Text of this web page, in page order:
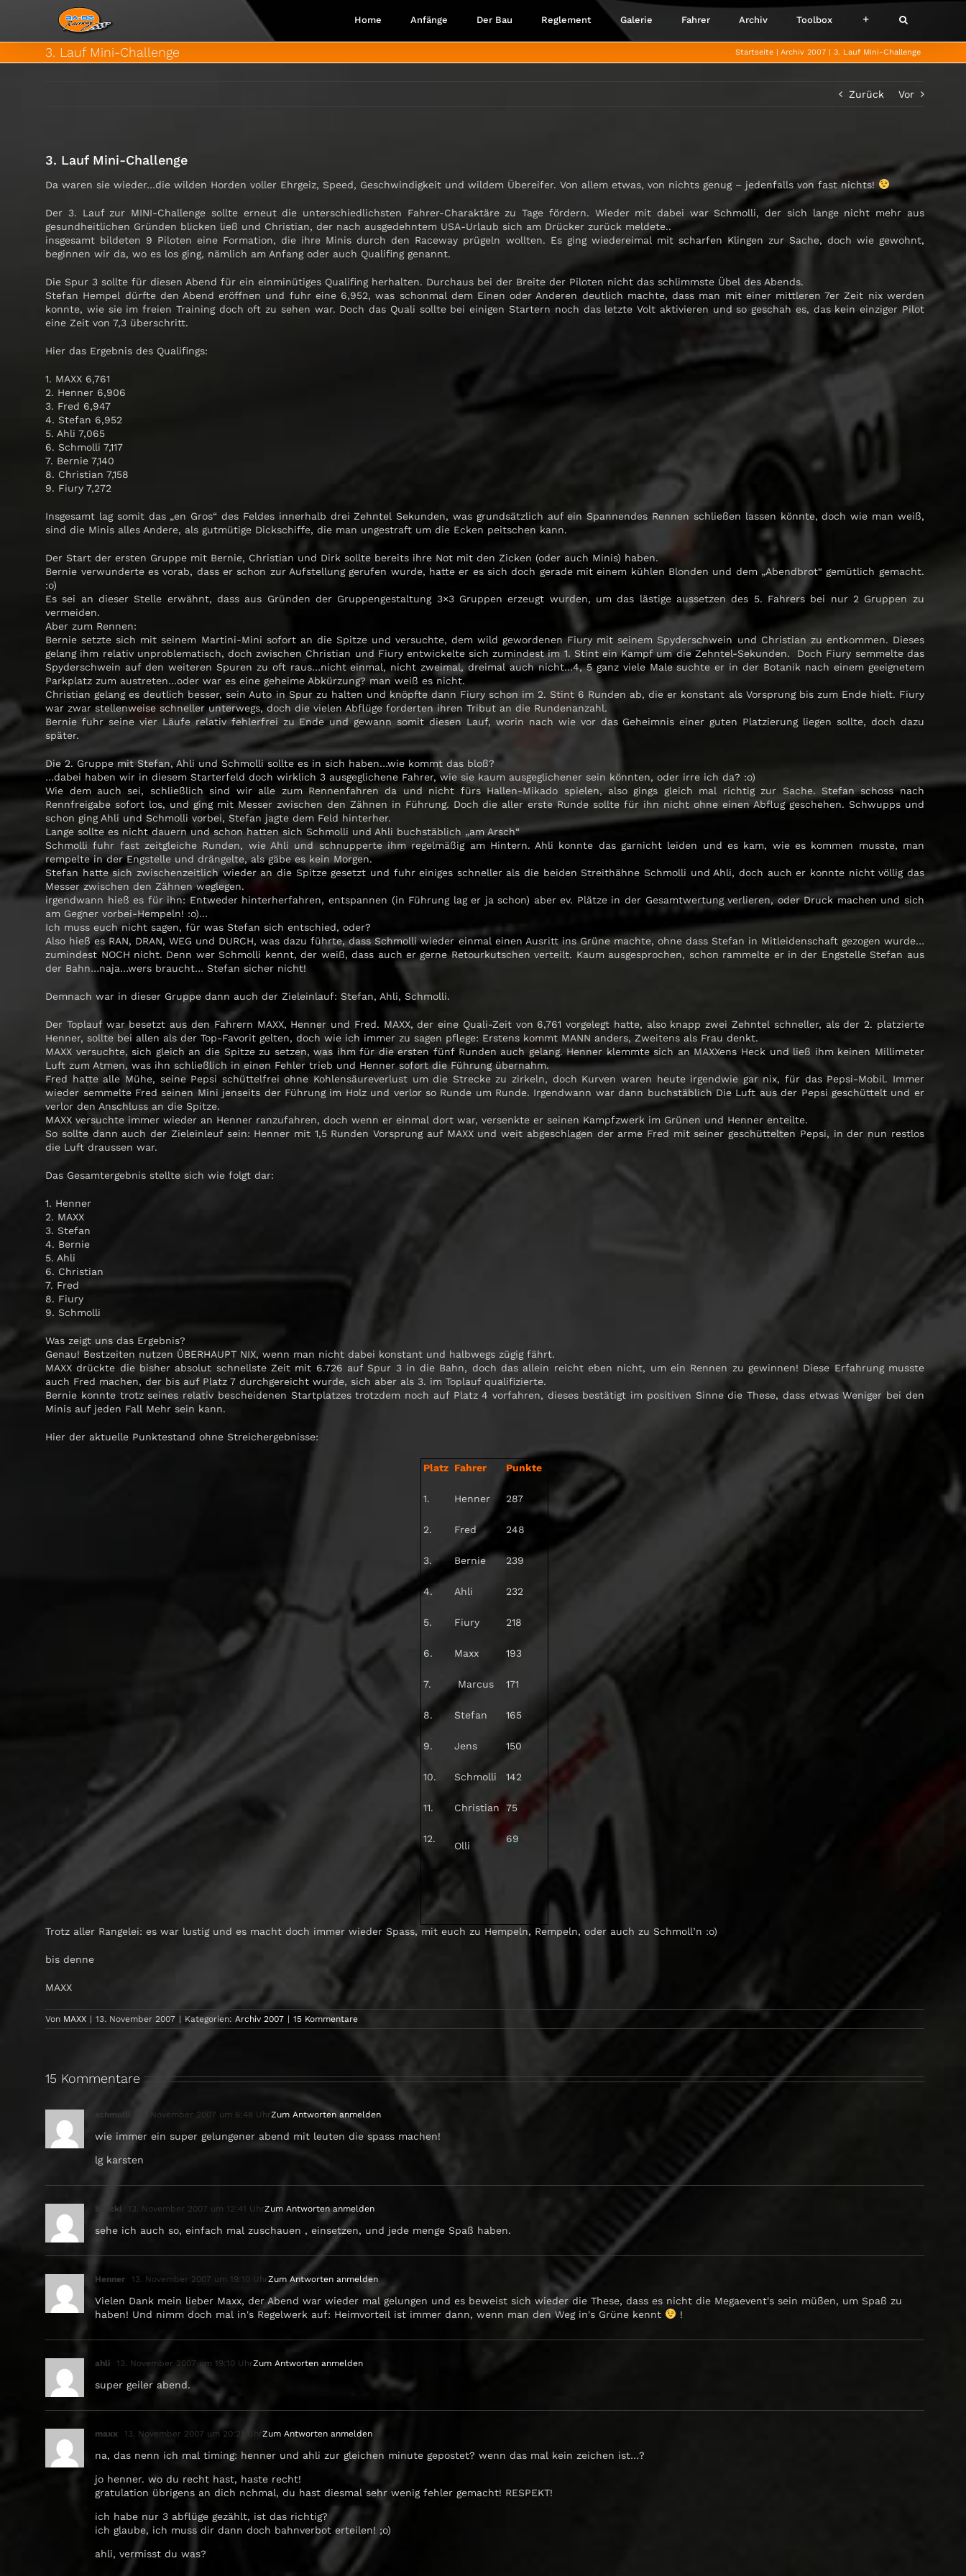
Home Anfänge Der Bau Reglement Galerie Fahrer Archiv Toolbox
3. Lauf Mini-Challenge Startseite Archiv 2007 3. Lauf Mini-Challenge
Zurück Vor
3. Lauf Mini-Challenge
Da waren sie wieder…die wilden Horden voller Ehrgeiz, Speed, Geschwindigkeit und wildem Übereifer. Von allem etwas, von nichts genug – jedenfalls von fast nichts!
Der 3. Lauf zur MINI-Challenge sollte erneut die unterschiedlichsten Fahrer-Charaktäre zu Tage fördern. Wieder mit dabei war Schmolli, der sich lange nicht mehr aus
gesundheitlichen Gründen blicken ließ und Christian, der nach ausgedehntem USA-Urlaub sich am Drücker zurück meldete..
insgesamt bildeten 9 Piloten eine Formation, die ihre Minis durch den Raceway prügeln wollten. Es ging wiedereimal mit scharfen Klingen zur Sache, doch wie gewohnt,
beginnen wir da, wo es los ging, nämlich am Anfang oder auch Qualifing genannt.
Die Spur 3 sollte für diesen Abend für ein einminütiges Qualifing herhalten. Durchaus bei der Breite der Piloten nicht das schlimmste Übel des Abends.
Stefan Hempel dürfte den Abend eröffnen und fuhr eine 6,952, was schonmal dem Einen oder Anderen deutlich machte, dass man mit einer mittleren 7er Zeit nix werden
konnte, wie sie im freien Training doch oft zu sehen war. Doch das Quali sollte bei einigen Startern noch das letzte Volt aktivieren und so geschah es, das kein einziger Pilot
eine Zeit von 7,3 überschritt.
Hier das Ergebnis des Qualifings:
1. MAXX 6,761
2. Henner 6,906
3. Fred 6,947
4. Stefan 6,952
5. Ahli 7,065
6. Schmolli 7,117
7. Bernie 7,140
8. Christian 7,158
9. Fiury 7,272
Insgesamt lag somit das „en Gros“ des Feldes innerhalb drei Zehntel Sekunden, was grundsätzlich auf ein Spannendes Rennen schließen lassen könnte, doch wie man weiß,
sind die Minis alles Andere, als gutmütige Dickschiffe, die man ungestraft um die Ecken peitschen kann.
Der Start der ersten Gruppe mit Bernie, Christian und Dirk sollte bereits ihre Not mit den Zicken (oder auch Minis) haben.
Bernie verwunderte es vorab, dass er schon zur Aufstellung gerufen wurde, hatte er es sich doch gerade mit einem kühlen Blonden und dem „Abendbrot“ gemütlich gemacht.
:o)
Es sei an dieser Stelle erwähnt, dass aus Gründen der Gruppengestaltung 3×3 Gruppen erzeugt wurden, um das lästige aussetzen des 5. Fahrers bei nur 2 Gruppen zu
vermeiden.
Aber zum Rennen:
Bernie setzte sich mit seinem Martini-Mini sofort an die Spitze und versuchte, dem wild gewordenen Fiury mit seinem Spyderschwein und Christian zu entkommen. Dieses
gelang ihm relativ unproblematisch, doch zwischen Christian und Fiury entwickelte sich zumindest im 1. Stint ein Kampf um die Zehntel-Sekunden. Doch Fiury semmelte das
Spyderschwein auf den weiteren Spuren zu oft raus…nicht einmal, nicht zweimal, dreimal auch nicht…4, 5 ganz viele Male suchte er in der Botanik nach einem geeignetem
Parkplatz zum austreten…oder war es eine geheime Abkürzung? man weiß es nicht.
Christian gelang es deutlich besser, sein Auto in Spur zu halten und knöpfte dann Fiury schon im 2. Stint 6 Runden ab, die er konstant als Vorsprung bis zum Ende hielt. Fiury
war zwar stellenweise schneller unterwegs, doch die vielen Abflüge forderten ihren Tribut an die Rundenanzahl.
Bernie fuhr seine vier Läufe relativ fehlerfrei zu Ende und gewann somit diesen Lauf, worin nach wie vor das Geheimnis einer guten Platzierung liegen sollte, doch dazu
später.
Die 2. Gruppe mit Stefan, Ahli und Schmolli sollte es in sich haben…wie kommt das bloß?
…dabei haben wir in diesem Starterfeld doch wirklich 3 ausgeglichene Fahrer, wie sie kaum ausgeglichener sein könnten, oder irre ich da? :o)
Wie dem auch sei, schließlich sind wir alle zum Rennenfahren da und nicht fürs Hallen-Mikado spielen, also gings gleich mal richtig zur Sache. Stefan schoss nach
Rennfreigabe sofort los, und ging mit Messer zwischen den Zähnen in Führung. Doch die aller erste Runde sollte für ihn nicht ohne einen Abflug geschehen. Schwupps und
schon ging Ahli und Schmolli vorbei, Stefan jagte dem Feld hinterher.
Lange sollte es nicht dauern und schon hatten sich Schmolli und Ahli buchstäblich „am Arsch“
Schmolli fuhr fast zeitgleiche Runden, wie Ahli und schnupperte ihm regelmäßig am Hintern. Ahli konnte das garnicht leiden und es kam, wie es kommen musste, man
rempelte in der Engstelle und drängelte, als gäbe es kein Morgen.
Stefan hatte sich zwischenzeitlich wieder an die Spitze gesetzt und fuhr einiges schneller als die beiden Streithähne Schmolli und Ahli, doch auch er konnte nicht völlig das
Messer zwischen den Zähnen weglegen.
irgendwann hieß es für ihn: Entweder hinterherfahren, entspannen (in Führung lag er ja schon) aber ev. Plätze in der Gesamtwertung verlieren, oder Druck machen und sich
am Gegner vorbei-Hempeln! :o)…
Ich muss euch nicht sagen, für was Stefan sich entschied, oder?
Also hieß es RAN, DRAN, WEG und DURCH, was dazu führte, dass Schmolli wieder einmal einen Ausritt ins Grüne machte, ohne dass Stefan in Mitleidenschaft gezogen wurde…
zumindest NOCH nicht. Denn wer Schmolli kennt, der weiß, dass auch er gerne Retourkutschen verteilt. Kaum ausgesprochen, schon rammelte er in der Engstelle Stefan aus
der Bahn…naja…wers braucht… Stefan sicher nicht!
Demnach war in dieser Gruppe dann auch der Zieleinlauf: Stefan, Ahli, Schmolli.
Der Toplauf war besetzt aus den Fahrern MAXX, Henner und Fred. MAXX, der eine Quali-Zeit von 6,761 vorgelegt hatte, also knapp zwei Zehntel schneller, als der 2. platzierte
Henner, sollte bei allen als der Top-Favorit gelten, doch wie ich immer zu sagen pflege: Erstens kommt MANN anders, Zweitens als Frau denkt.
MAXX versuchte, sich gleich an die Spitze zu setzen, was ihm für die ersten fünf Runden auch gelang. Henner klemmte sich an MAXXens Heck und ließ ihm keinen Millimeter
Luft zum Atmen, was ihn schließlich in einen Fehler trieb und Henner sofort die Führung übernahm.
Fred hatte alle Mühe, seine Pepsi schüttelfrei ohne Kohlensäureverlust um die Strecke zu zirkeln, doch Kurven waren heute irgendwie gar nix, für das Pepsi-Mobil. Immer
wieder semmelte Fred seinen Mini jenseits der Führung im Holz und verlor so Runde um Runde. Irgendwann war dann buchstäblich Die Luft aus der Pepsi geschüttelt und er
verlor den Anschluss an die Spitze.
MAXX versuchte immer wieder an Henner ranzufahren, doch wenn er einmal dort war, versenkte er seinen Kampfzwerk im Grünen und Henner enteilte.
So sollte dann auch der Zieleinleuf sein: Henner mit 1,5 Runden Vorsprung auf MAXX und weit abgeschlagen der arme Fred mit seiner geschüttelten Pepsi, in der nun restlos
die Luft draussen war.
Das Gesamtergebnis stellte sich wie folgt dar:
1. Henner
2. MAXX
3. Stefan
4. Bernie
5. Ahli
6. Christian
7. Fred
8. Fiury
9. Schmolli
Was zeigt uns das Ergebnis?
Genau! Bestzeiten nutzen ÜBERHAUPT NIX, wenn man nicht dabei konstant und halbwegs zügig fährt.
MAXX drückte die bisher absolut schnellste Zeit mit 6.726 auf Spur 3 in die Bahn, doch das allein reicht eben nicht, um ein Rennen zu gewinnen! Diese Erfahrung musste
auch Fred machen, der bis auf Platz 7 durchgereicht wurde, sich aber als 3. im Toplauf qualifizierte.
Bernie konnte trotz seines relativ bescheidenen Startplatzes trotzdem noch auf Platz 4 vorfahren, dieses bestätigt im positiven Sinne die These, dass etwas Weniger bei den
Minis auf jeden Fall Mehr sein kann.
Hier der aktuelle Punktestand ohne Streichergebnisse:
Platz Fahrer Punkte
1. Henner 287
2. Fred 248
3. Bernie 239
4. Ahli 232
5. Fiury 218
6. Maxx 193
7. Marcus 171
8. Stefan 165
9. Jens 150
10. Schmolli 142
11. Christian 75
12.
Olli
69
Trotz aller Rangelei: es war lustig und es macht doch immer wieder Spass, mit euch zu Hempeln, Rempeln, oder auch zu Schmoll’n :o)
bis denne
MAXX
Von MAXX | 13. November 2007 | Kategorien:Archiv 2007 | 15 Kommentare
15 Kommentare
schmolli 13. November 2007 um 6:48 UhrZum Antworten anmelden
wie immer ein super gelungener abend mit leuten die spass machen!
lg karsten
Stocki 13. November 2007 um 12:41 UhrZum Antworten anmelden
sehe ich auch so, einfach mal zuschauen , einsetzen, und jede menge Spaß haben.
Henner 13. November 2007 um 19:10 UhrZum Antworten anmelden
Vielen Dank mein lieber Maxx, der Abend war wieder mal gelungen und es beweist sich wieder die These, dass es nicht die Megaevent's sein müßen, um Spaß zu
haben! Und nimm doch mal in's Regelwerk auf: Heimvorteil ist immer dann, wenn man den Weg in's Grüne kennt
!
ahli 13. November 2007 um 19:10 UhrZum Antworten anmelden
super geiler abend.
maxx 13. November 2007 um 20:21 UhrZum Antworten anmelden
na, das nenn ich mal timing: henner und ahli zur gleichen minute gepostet? wenn das mal kein zeichen ist…?
jo henner. wo du recht hast, haste recht!
gratulation übrigens an dich nchmal, du hast diesmal sehr wenig fehler gemacht! RESPEKT!
ich habe nur 3 abflüge gezählt, ist das richtig?
ich glaube, ich muss dir dann doch bahnverbot erteilen! ;o)
ahli, vermisst du was?